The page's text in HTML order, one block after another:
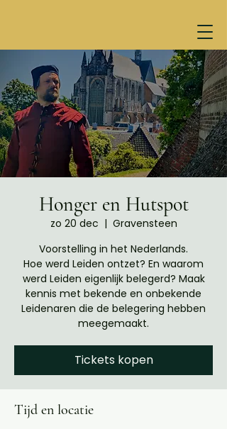
Honger en Hutspot
zo 20 dec
  |
Gravensteen
Voorstelling in het Nederlands.
Hoe werd Leiden ontzet? En waarom
werd Leiden eigenlijk belegerd? Maak
kennis met bekende en onbekende
Leidenaren die de belegering hebben
meegemaakt.
Tickets kopen
Tijd en locatie